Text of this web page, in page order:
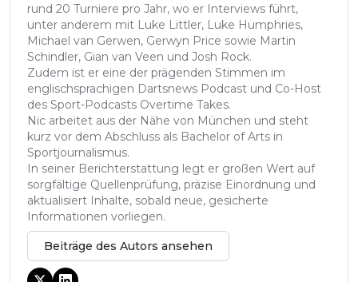
rund 20 Turniere pro Jahr, wo er Interviews führt,
unter anderem mit Luke Littler, Luke Humphries,
Michael van Gerwen, Gerwyn Price sowie Martin
Schindler, Gian van Veen und Josh Rock.
Zudem ist er eine der prägenden Stimmen im
englischsprachigen Dartsnews Podcast und Co-Host
des Sport-Podcasts Overtime Takes.
Nic arbeitet aus der Nähe von München und steht
kurz vor dem Abschluss als Bachelor of Arts in
Sportjournalismus.
In seiner Berichterstattung legt er großen Wert auf
sorgfältige Quellenprüfung, präzise Einordnung und
aktualisiert Inhalte, sobald neue, gesicherte
Informationen vorliegen.
Beiträge des Autors ansehen